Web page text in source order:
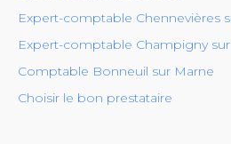
Expert-comptable Chennevières
Expert-comptable Champigny
Comptable Bonneuil sur Marne
Choisir le bon prestataire